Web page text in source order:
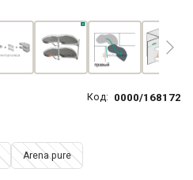
Код: 0000/168172
Arena pure